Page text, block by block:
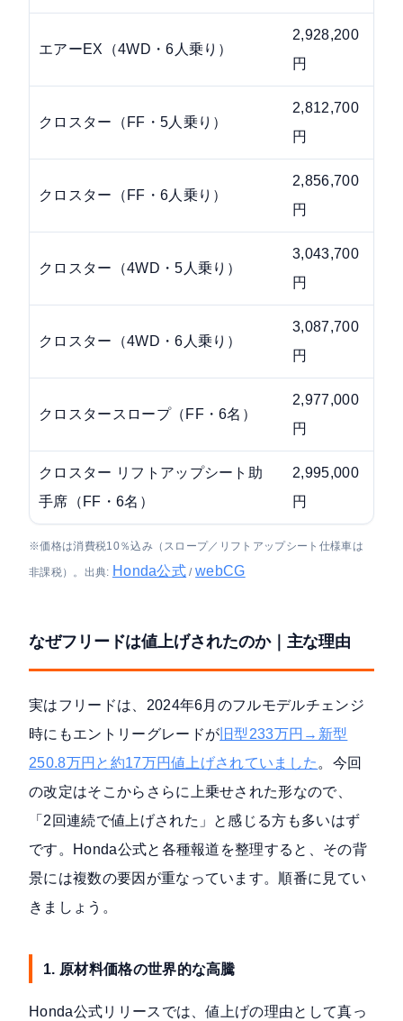
エアーEX（4WD・6人乗り）
2,928,200
円
クロスター（FF・5人乗り）
2,812,700
円
クロスター（FF・6人乗り）
2,856,700
円
クロスター（4WD・5人乗り）
3,043,700
円
クロスター（4WD・6人乗り）
3,087,700
円
クロスタースロープ（FF・6名）
2,977,000
円
クロスター リフトアップシート助
手席（FF・6名）
2,995,000
円
※価格は消費税10％込み（スロープ／リフトアップシート仕様車は
非課税）。出典: Honda公式 /webCG
なぜフリードは値上げされたのか｜主な理由
実はフリードは、2024年6月のフルモデルチェンジ
時にもエントリーグレードが 旧型233万円→新型
250.8万円と約17万円値上げされていました。今回
の改定はそこからさらに上乗せされた形なので、
「2回連続で値上げされた」と感じる方も多いはず
です。Honda公式と各種報道を整理すると、その背
景には複数の要因が重なっています。順番に見てい
きましょう。
1. 原材料価格の世界的な高騰
Honda公式リリースでは、値上げの理由として真っ